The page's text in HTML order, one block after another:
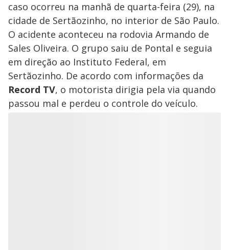
caso ocorreu na manhã de quarta-feira (29), na
cidade de Sertãozinho, no interior de São Paulo.
O acidente aconteceu na rodovia Armando de
Sales Oliveira. O grupo saiu de Pontal e seguia
em direção ao Instituto Federal, em
Sertãozinho. De acordo com informações da
Record TV, o motorista dirigia pela via quando
passou mal e perdeu o controle do veículo.